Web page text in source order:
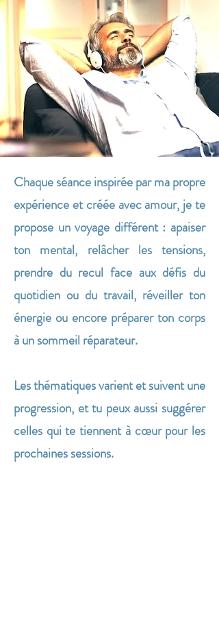
Chaque séance inspirée par ma propre
expérience et créée avec amour, je te
propose un voyage différent : apaiser
ton mental, relâcher les tensions,
prendre du recul face aux défis du
quotidien ou du travail, réveiller ton
énergie ou encore préparer ton corps
à un sommeil réparateur.
Les thématiques varient et suivent une
progression, et tu peux aussi suggérer
celles qui te tiennent à cœur pour les
prochaines sessions.